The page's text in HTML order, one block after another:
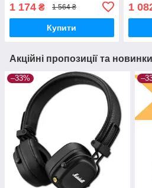
01_647)
1 174 ₴ 1 564 ₴
Купити
1
Акційні пропозиції та новинки
–33%